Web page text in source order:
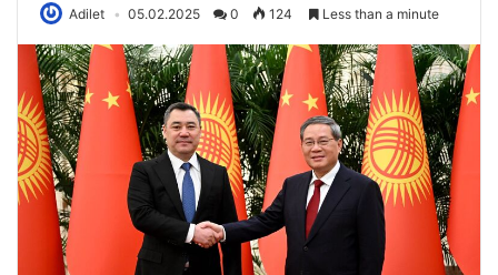
Adilet 05.02.2025 0 124 Less than a minute